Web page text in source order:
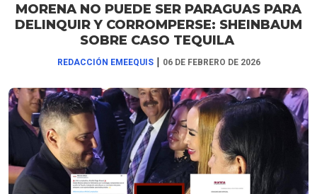
MORENA NO PUEDE SER PARAGUAS PARA
DELINQUIR Y CORROMPERSE: SHEINBAUM
SOBRE CASO TEQUILA
REDACCIÓN EMEEQUIS | 06 DE FEBRERO DE 2026